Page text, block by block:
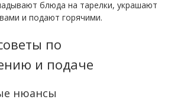
блюда на тарелки, украшают
и подают горячими.
по
и подаче
нюансы